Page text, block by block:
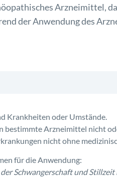
Arzneimittel,
der Anwendung des
Krankheiten oder Umstände.
bestimmte Arzneimittel nicht
nicht ohne
für die Anwendung:
der Schwangerschaft und Stillzeit